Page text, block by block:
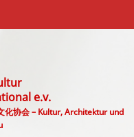
e.v.
化协会 – Kultur, Architektur und